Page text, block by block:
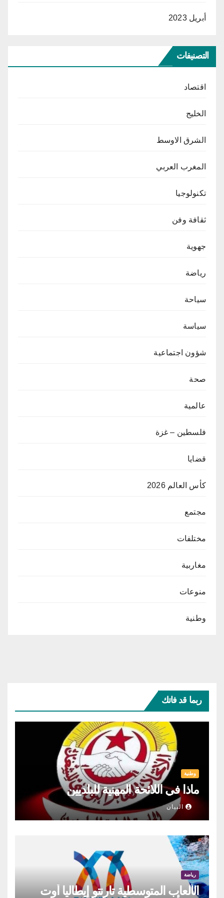
أبريل 2023
التصنيفات
اقتصاد
الخليج
الشرق الاوسط
المغرب العربي
تكنولوجيا
ثقافة وفن
جهوية
رياضة
سياحة
سياسة
شؤون اجتماعية
صحة
عالمية
فلسطين – غزة
قضايا
كأس العالم 2026
مجتمع
مختلفات
مغاربية
منوعات
وطنية
ربما قد فاتك
وطنية
ماذا في اللائحة المهنية للبلديين
البيان
رياضة
الألعاب المتوسطية تارنتو إيطاليا أوت